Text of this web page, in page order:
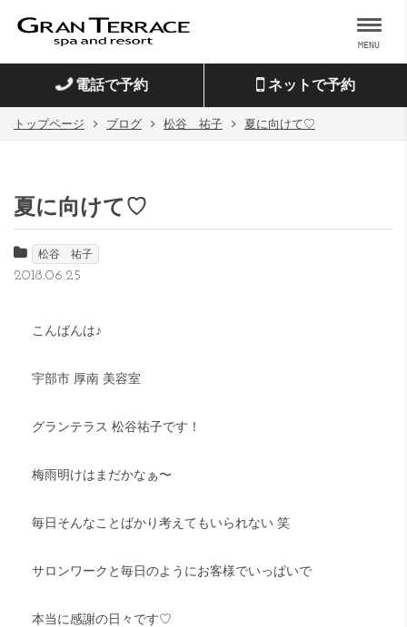
電話で予約 ネットで予約
トップページ ブログ 松谷 祐子 夏に向けて♡
夏に向けて♡
松谷 祐子
2018.06.25
こんばんは♪
宇部市 厚南 美容室
グランテラス 松谷祐子です！
梅雨明けはまだかなぁ〜
毎日そんなことばかり考えてもいられない 笑
サロンワークと毎日のようにお客様でいっぱいで
本当に感謝の日々です♡
MENU